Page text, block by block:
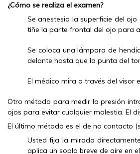
¿Cómo se realiza el examen?
Se anestesia la superficie del
tiñe la parte frontal del ojo para
Se coloca una lámpara de
delante hasta que la punta del
El médico mira a través del visor
Otro método para medir la presión
ojos para evitar cualquier molestia. El
El último método es el de no contacto
Usted fija la mirada
aplica un soplo breve de aire en